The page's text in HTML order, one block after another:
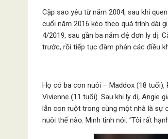
Cặp sao yêu từ năm 2004, sau khi
cuối năm 2016 kéo theo quá trình dài
4/2019, sau gần ba năm đệ đơn ly dị.
trước, rồi tiếp tục đàm phán các điều
Họ có ba con nuôi – Maddox (18 tuổi),
Vivienne (11 tuổi). Sau khi ly dị, Angie
lẫn con ruột trong cùng một nhà là sự
nuôi thế nào. Minh tinh nói: “Tôi rất